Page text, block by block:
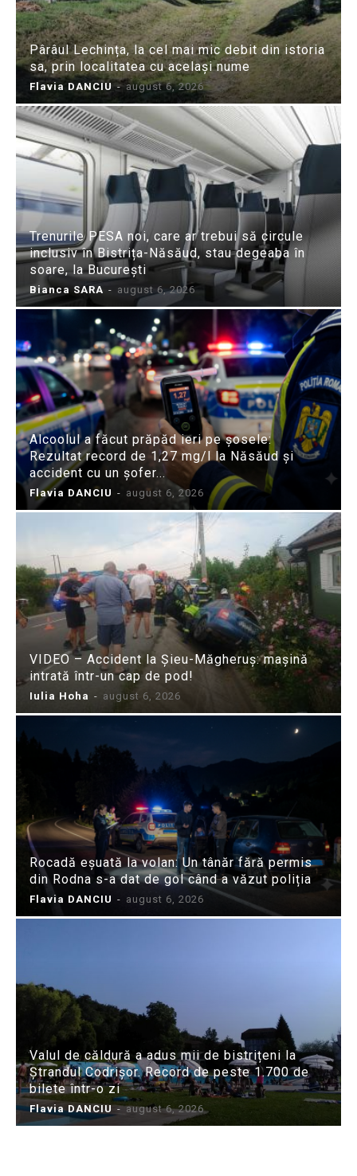
Pârâul Lechința, la cel mai mic debit din istoria
sa, prin localitatea cu același nume
Flavia DANCIU - august 6, 2026
Trenurile PESA noi, care ar trebui să circule
inclusiv în Bistrița-Năsăud, stau degeaba în
soare, la București
Bianca SARA - august 6, 2026
Alcoolul a făcut prăpăd ieri pe șosele:
Rezultat record de 1,27 mg/l la Năsăud și
accident cu un șofer...
Flavia DANCIU - august 6, 2026
VIDEO – Accident la Șieu-Măgheruș: mașină
intrată într-un cap de pod!
Iulia Hoha - august 6, 2026
Rocadă eșuată la volan: Un tânăr fără permis
din Rodna s-a dat de gol când a văzut poliția
Flavia DANCIU - august 6, 2026
Valul de căldură a adus mii de bistrițeni la
Ștrandul Codrișor. Record de peste 1.700 de
bilete într-o zi
Flavia DANCIU - august 6, 2026